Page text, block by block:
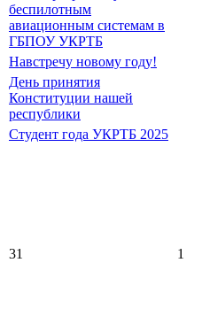
беспилотным
авиационным системам в
ГБПОУ УКРТБ
Навстречу новому году!
День принятия
Конституции нашей
республики
Студент года УКРТБ 2025
31 1